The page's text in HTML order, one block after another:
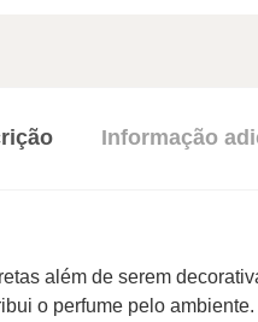
Informação
além de serem
o perfume pelo